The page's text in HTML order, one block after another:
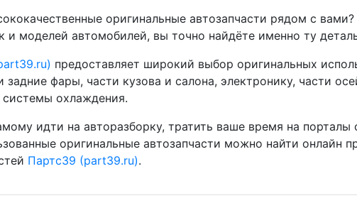
оригинальные автозапчасти рядом с
и моделей автомобилей, вы точно найдёте именно ту
предоставляет широкий выбор оригинальных
задние фары, части кузова и салона, электронику, части
охлаждения.
идти на авторазборку, тратить ваше время на
оригинальные автозапчасти можно найти
Партс39 (part39.ru).